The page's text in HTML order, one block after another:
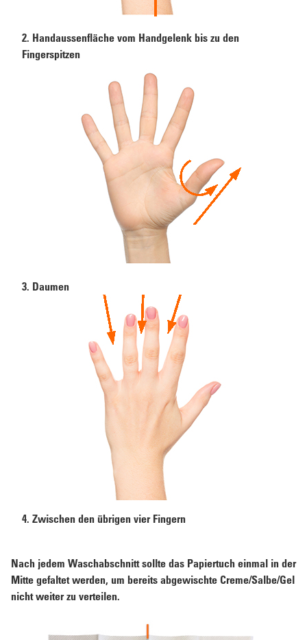
2. Handaussenfläche vom Handgelenk bis zu den
Fingerspitzen
3. Daumen
4. Zwischen den übrigen vier Fingern
Nach jedem Waschabschnitt sollte das Papiertuch einmal in der
Mitte gefaltet werden, um bereits abgewischte Creme/Salbe/Gel
nicht weiter zu verteilen.